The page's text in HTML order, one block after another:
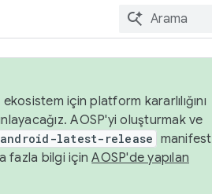
için platform kararlılığını
AOSP'yi oluşturmak ve
android-latest-release manifest
fazla bilgi içinAOSP'de yapılan